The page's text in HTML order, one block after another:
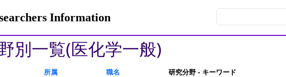
Information
別一覧(医化学一般)
所属 職名
研究分野 - キーワード